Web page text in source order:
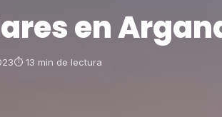
en
⏱ 13 min de lectura